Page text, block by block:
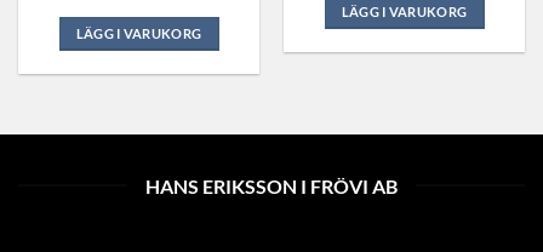
LÄGG I VARUKORG
LÄGG I VARUKORG
HANS ERIKSSON I FRÖVI AB